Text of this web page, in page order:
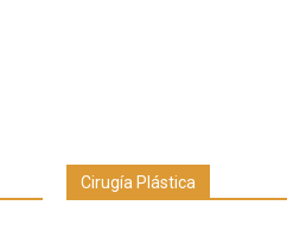
Cirugía Plástica